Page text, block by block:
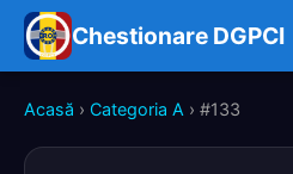
Chestionare DGPCI
Acasă › Categoria A › #133